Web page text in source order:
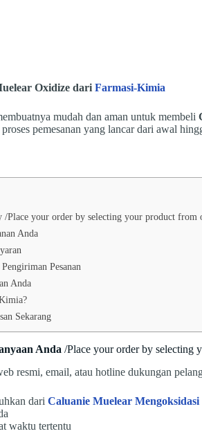
Oxidize dari Farmasi-Kimia
mudah dan aman untuk membeli
pemesanan yang lancar dari awal
Place your order by selecting your product from
Anda
Pesanan
Anda
Sekarang
Anda /Place your order by selecting
resmi, email, atau hotline dukungan
dari Caluanie Muelear Mengoksidasi
waktu tertentu